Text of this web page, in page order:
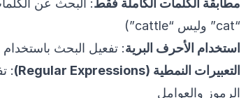
مطابقة الكلمات الكاملة فقط: البحث عن
“cat” وليس “cattle”)
استخدام الأحرف البرية: تفعيل البحث باستخدام
التعبيرات النمطية (Regular Expressions)
:
الرموز والعوامل